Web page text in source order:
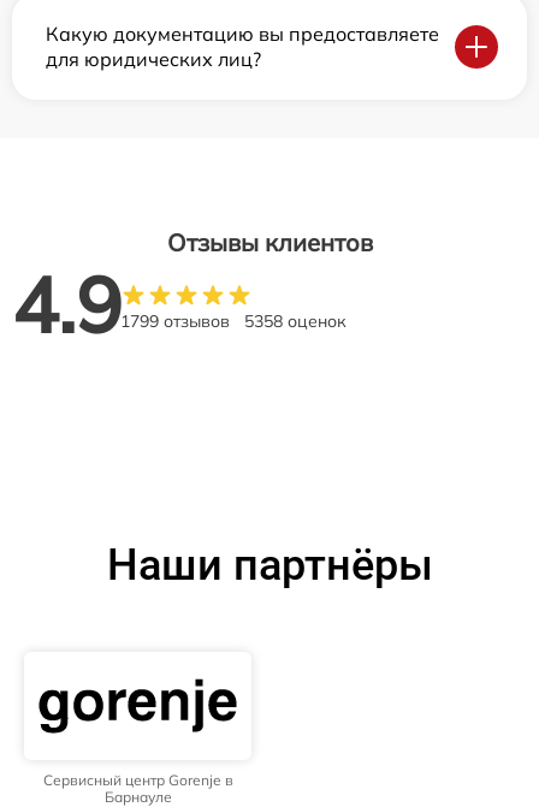
Какую документацию вы предоставляете
для юридических лиц?
Отзывы клиентов
4.91799 отзывов 5358 оценок
Наши партнёры
Сервисный центр Gorenje в
Барнауле